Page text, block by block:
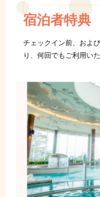
宿泊者特典
チェックイン前、およ
り、何回でもご利用い